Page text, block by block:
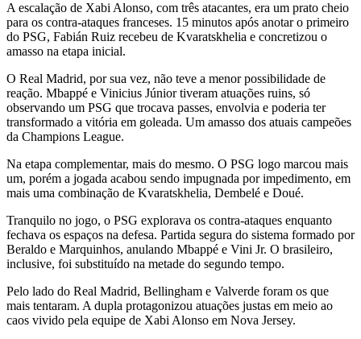
A escalação de Xabi Alonso, com três atacantes, era um prato cheio
para os contra-ataques franceses. 15 minutos após anotar o primeiro
do PSG, Fabián Ruiz recebeu de Kvaratskhelia e concretizou o
amasso na etapa inicial.
O Real Madrid, por sua vez, não teve a menor possibilidade de
reação. Mbappé e Vinicius Júnior tiveram atuações ruins, só
observando um PSG que trocava passes, envolvia e poderia ter
transformado a vitória em goleada. Um amasso dos atuais campeões
da Champions League.
Na etapa complementar, mais do mesmo. O PSG logo marcou mais
um, porém a jogada acabou sendo impugnada por impedimento, em
mais uma combinação de Kvaratskhelia, Dembelé e Doué.
Tranquilo no jogo, o PSG explorava os contra-ataques enquanto
fechava os espaços na defesa. Partida segura do sistema formado por
Beraldo e Marquinhos, anulando Mbappé e Vini Jr. O brasileiro,
inclusive, foi substituído na metade do segundo tempo.
Pelo lado do Real Madrid, Bellingham e Valverde foram os que
mais tentaram. A dupla protagonizou atuações justas em meio ao
caos vivido pela equipe de Xabi Alonso em Nova Jersey.